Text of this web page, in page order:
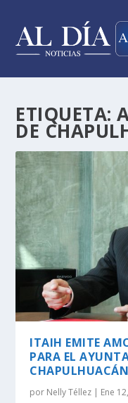
ETIQUETA:
DE
ITAIH EMITE
PARA EL
CHAPULHUACÁN
por Nelly Téllez | Ene